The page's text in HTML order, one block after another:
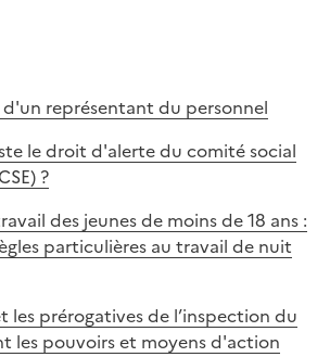
représentant du personnel
le droit d'alerte du comité social
?
des jeunes de moins de 18 ans :
particulières au travail de nuit
les prérogatives de l’inspection du
les pouvoirs et moyens d'action